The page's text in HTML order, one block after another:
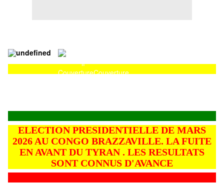
CouvertureCouverture
ELECTION PRESIDENTIELLE DE MARS
2026 AU CONGO BRAZZAVILLE. LA FUITE
EN AVANT DU TYRAN . LES RESULTATS
SONT CONNUS D'AVANCE